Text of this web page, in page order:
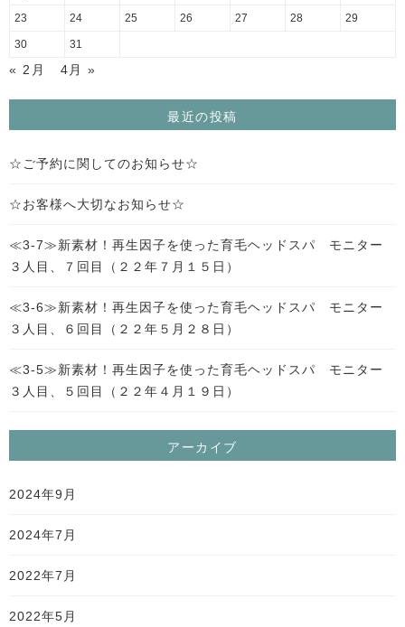
23 24 25 26 27 28 29
30 31
« 2月 4月 »
最近の投稿
☆ご予約に関してのお知らせ☆
☆お客様へ大切なお知らせ☆
≪3-7≫新素材！再生因子を使った育毛ヘッドスパ モニター
３人目、７回目（２２年７月１５日）
≪3-6≫新素材！再生因子を使った育毛ヘッドスパ モニター
３人目、６回目（２２年５月２８日）
≪3-5≫新素材！再生因子を使った育毛ヘッドスパ モニター
３人目、５回目（２２年４月１９日）
アーカイブ
2024年9月
2024年7月
2022年7月
2022年5月